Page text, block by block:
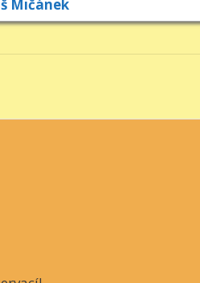
Mičánek